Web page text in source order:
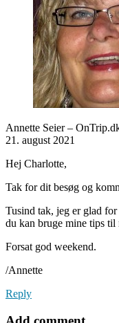
Annette Seier –
21. august 2021
Hej Charlotte,
Tak for dit besøg og
Tusind tak, jeg er glad
du kan bruge mine tips til
Forsat god weekend.
/Annette
Reply